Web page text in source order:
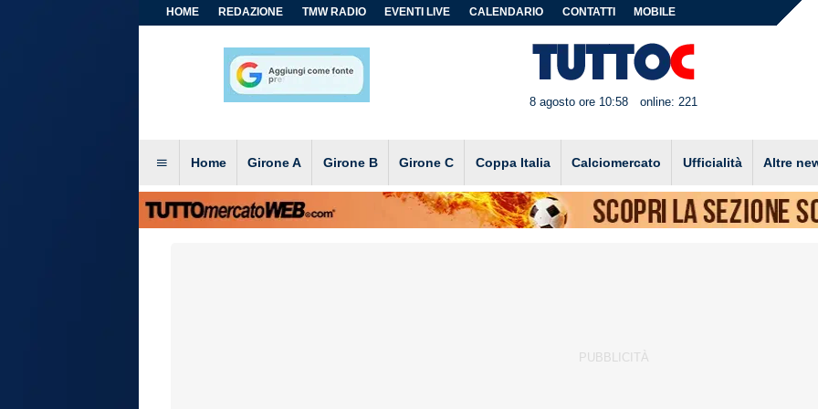
HOME REDAZIONE TMW RADIO EVENTI LIVE CALENDARIO CONTATTI MOBILE
8 agosto ore 10:58 online: 221
Home Girone A Girone B Girone C Coppa Italia Calciomercato Ufficialità Altre